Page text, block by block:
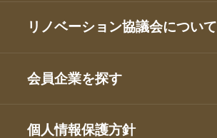
リノベーション協議会について
会員企業を探す
個人情報保護方針